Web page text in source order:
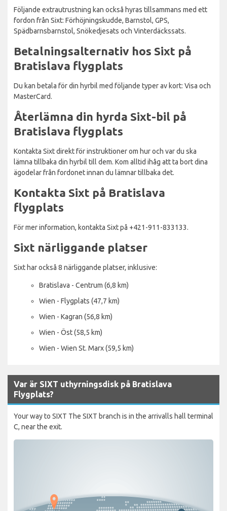
Följande extrautrustning kan också hyras tillsammans med ett
fordon från Sixt: Förhöjningskudde, Barnstol, GPS,
Spädbarnsbarnstol, Snökedjesats och Vinterdäckssats.
Betalningsalternativ hos Sixt på
Bratislava flygplats
Du kan betala för din hyrbil med följande typer av kort: Visa och
MasterCard.
Återlämna din hyrda Sixt-bil på
Bratislava flygplats
Kontakta Sixt direkt för instruktioner om hur och var du ska
lämna tillbaka din hyrbil till dem. Kom alltid ihåg att ta bort dina
ägodelar från fordonet innan du lämnar tillbaka det.
Kontakta Sixt på Bratislava
flygplats
För mer information, kontakta Sixt på +421-911-833133.
Sixt närliggande platser
Sixt har också 8 närliggande platser, inklusive:
Bratislava - Centrum (6,8 km)
Wien - Flygplats (47,7 km)
Wien - Kagran (56,8 km)
Wien - Öst (58,5 km)
Wien - Wien St. Marx (59,5 km)
Var är SIXT uthyrningsdisk på Bratislava
Flygplats?
Your way to SIXT The SIXT branch is in the arrivalls hall terminal
C, near the exit.